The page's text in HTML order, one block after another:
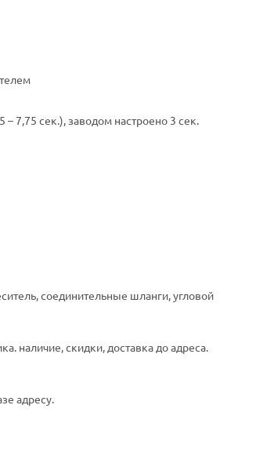
7,75 сек.), заводом настроено 3 сек.
соединительные шланги, угловой
наличие, скидки, доставка до адреса.
адресу.